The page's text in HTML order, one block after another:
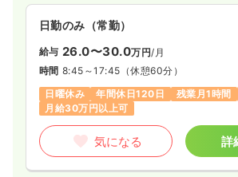
日勤のみ（常勤）
給与 26.0〜30.0万円/月
時間 8:45～17:45 （休憩60分）
日曜休み
年間休日120日 残業月1時間
月給30万円以上可
気になる 詳